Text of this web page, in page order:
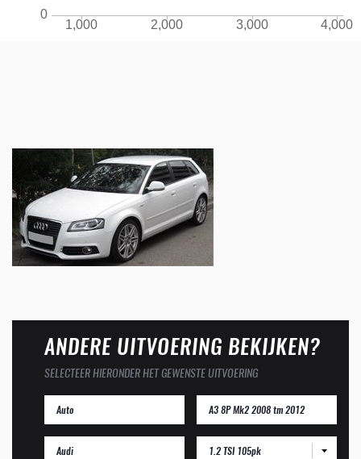
ANDERE UITVOERING BEKIJKEN?
SELECTEER HIERONDER HET GEWENSTE UITVOERING
1.2 TSI 105pk